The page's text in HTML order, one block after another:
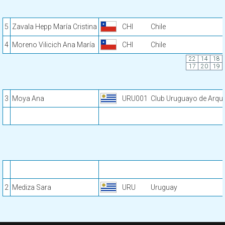
5 Zavala Hepp María Cristina CHI Chile
4 Moreno Vilicich Ana María CHI Chile
22 14 18
17
20 19
3 Moya Ana URU001 Club Uruguayo de
2 Mediza Sara URU Uruguay